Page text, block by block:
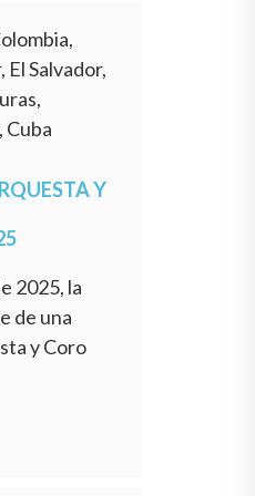
El Salvador,
Cuba
Y
2025, la
de una
y Coro